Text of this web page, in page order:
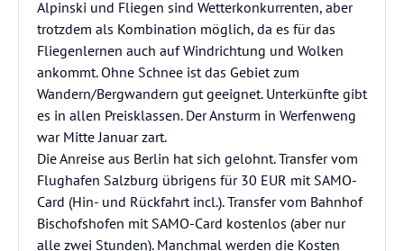
Alpinski und Fliegen sind Wetterkonkurrenten, aber
trotzdem als Kombination möglich, da es für das
Fliegenlernen auch auf Windrichtung und Wolken
ankommt. Ohne Schnee ist das Gebiet zum
Wandern/Bergwandern gut geeignet. Unterkünfte gibt
es in allen Preisklassen. Der Ansturm in Werfenweng
war Mitte Januar zart.
Die Anreise aus Berlin hat sich gelohnt. Transfer vom
Flughafen Salzburg übrigens für 30 EUR mit SAMO-
Card (Hin- und Rückfahrt incl.). Transfer vom Bahnhof
Bischofshofen mit SAMO-Card kostenlos (aber nur
alle zwei Stunden). Manchmal werden die Kosten